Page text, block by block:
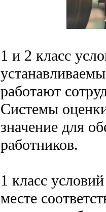
1 и 2 класс
работают
Системы
значение для
работников.
1 класс
месте